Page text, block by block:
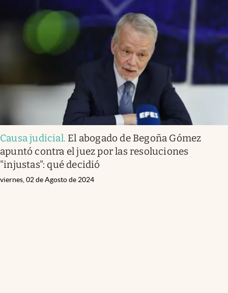
Causa judicial. El abogado de Begoña Gómez
apuntó contra el juez por las resoluciones
"injustas": qué decidió
viernes, 02 de Agosto de 2024